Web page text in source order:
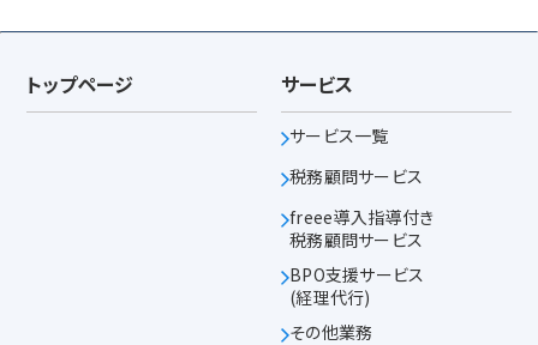
トップページ サービス
サービス一覧
税務顧問サービス
freee導入指導付き
税務顧問サービス
BPO支援サービス
(経理代行)
その他業務